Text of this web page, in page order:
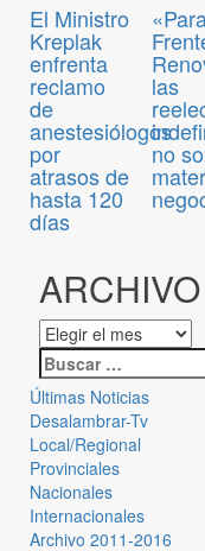
El Ministro
Kreplak
enfrenta
reclamo
de
anestesiólogos
por
atrasos de
hasta 120
días
las
no
ARCHIVO
Últimas Noticias
Desalambrar-Tv
Local/Regional
Provinciales
Nacionales
Internacionales
Archivo 2011-2016